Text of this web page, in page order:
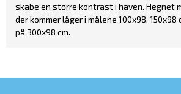
skabe en større kontrast i haven. Hegnet
der kommer låger i målene 100x98,
på 300x98 cm.